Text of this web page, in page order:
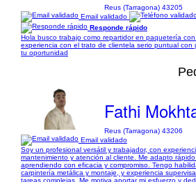
Reus (Tarragona) 43205
Email validado
Responde rápido
Hola busco trabajo como repartidor en paquetería
experiencia con el trato de clientela serio puntual con
tu oportunidad
Fathi
Reus (Tarragona) 43206
Email validado
Soy un profesional versátil y trabajador, con
mantenimiento y atención al cliente. Me adapto
aprendiendo con eficacia y compromiso. Tengo
carpintería metálica y montaje, y experiencia
tareas complejas. Me motiva aportar mi esfuerzo y